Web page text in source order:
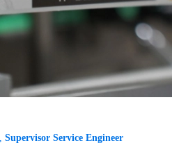
Supervisor Service Engineer